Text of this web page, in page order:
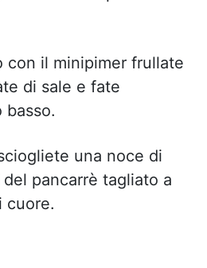
con il minipimer frullate
di sale e fate
basso.
una noce di
pancarrè tagliato a
cuore.